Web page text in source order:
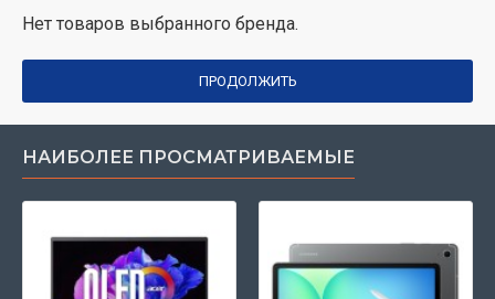
Нет товаров выбранного бренда.
ПРОДОЛЖИТЬ
НАИБОЛЕЕ ПРОСМАТРИВАЕМЫЕ